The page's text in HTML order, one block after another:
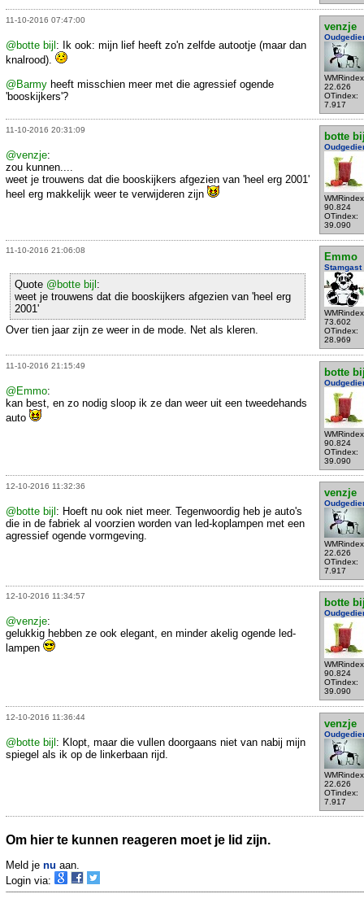
11-10-2016 07:47:00
venzje
22.626
OTindex:
7.917
@botte bijl : Ik ook: mijn lief heeft zo'n zelfde autootje (maar dan
knalrood).
@Barmy heeft misschien meer met die agressief ogende
'booskijkers'?
11-10-2016 20:31:09
botte
90.824
OTindex:
39.090
@venzje:
zou kunnen....
weet je trouwens dat die booskijkers afgezien van 'heel erg 2001'
heel erg makkelijk weer te verwijderen zijn
11-10-2016 21:06:08
Emmo
Stamgast
73.602
OTindex:
28.969
Quote @botte bijl :
weet je trouwens dat die booskijkers afgezien van 'heel erg
2001'
Over tien jaar zijn ze weer in de mode. Net als kleren.
11-10-2016 21:15:49
botte
90.824
OTindex:
39.090
@Emmo:
kan best, en zo nodig sloop ik ze dan weer uit een tweedehands
auto
12-10-2016 11:32:36
venzje
22.626
OTindex:
7.917
@botte bijl : Hoeft nu ook niet meer. Tegenwoordig heb je auto's
die in de fabriek al voorzien worden van led-koplampen met een
agressief ogende vormgeving.
12-10-2016 11:34:57
botte
90.824
OTindex:
39.090
@venzje:
gelukkig hebben ze ook elegant, en minder akelig ogende led-
lampen
12-10-2016 11:36:44
venzje
22.626
OTindex:
7.917
@botte bijl: Klopt, maar die vullen doorgaans niet van nabij mijn
spiegel als ik op de linkerbaan rijd.
Om hier te kunnen reageren moet je lid zijn.
Meld je nu aan.
Login via: